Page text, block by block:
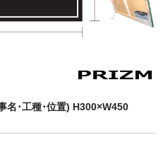
名･工種･位置) H300×W450